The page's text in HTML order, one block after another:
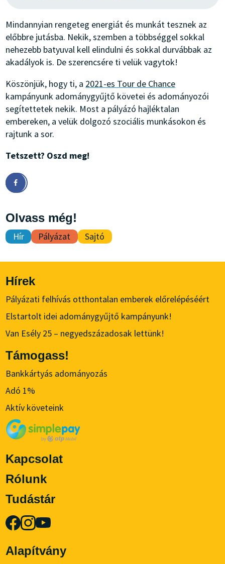
Mindannyian rengeteg energiát és munkát tesznek az
előbbre jutásba. Nekik, szemben a többséggel sokkal
nehezebb batyuval kell elindulni és sokkal durvábbak az
akadályok is. De szerencsére ti velük vagytok!
Köszönjük, hogy ti, a 2021-es Tour de Chance
kampányunk adománygyűjtő követei és adományozói
segítettetek nekik. Most a pályázó hajléktalan
embereken, a velük dolgozó szociális munkásokon és
rajtunk a sor.
Tetszett? Oszd meg!
Olvass még!
Hír Pályázat Sajtó
Hírek
Pályázati felhívás otthontalan emberek előrelépéséért
Elstartolt idei adománygyűjtő kampányunk!
Van Esély 25 – negyedszázadosak lettünk!
Támogass!
Bankkártyás adományozás
Adó 1%
Aktív követeink
Kapcsolat
Rólunk
Tudástár
Alapítvány